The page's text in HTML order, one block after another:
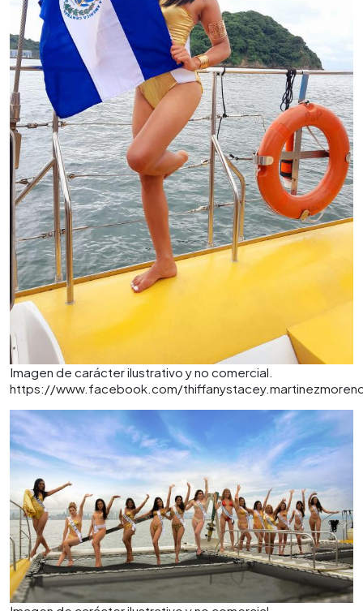
Imagen de carácter ilustrativo y no comercial.
https://www.facebook.com/